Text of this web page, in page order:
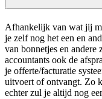
Afhankelijk van wat jij
je zelf nog het een en
van bonnetjes en andere
accountants ook de
je offerte/facturatie
uitvoert of ontvangt. Zo
echter zul je altijd nog